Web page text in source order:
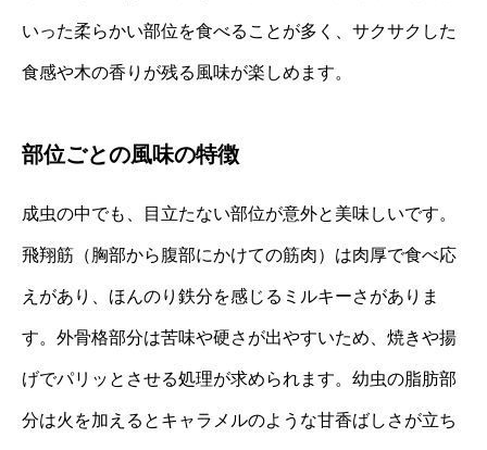
いった柔らかい部位を食べることが多く、サクサクした
食感や木の香りが残る風味が楽しめます。
部位ごとの風味の特徴
成虫の中でも、目立たない部位が意外と美味しいです。
飛翔筋（胸部から腹部にかけての筋肉）は肉厚で食べ応
えがあり、ほんのり鉄分を感じるミルキーさがありま
す。外骨格部分は苦味や硬さが出やすいため、焼きや揚
げでパリッとさせる処理が求められます。幼虫の脂肪部
分は火を加えるとキャラメルのような甘香ばしさが立ち